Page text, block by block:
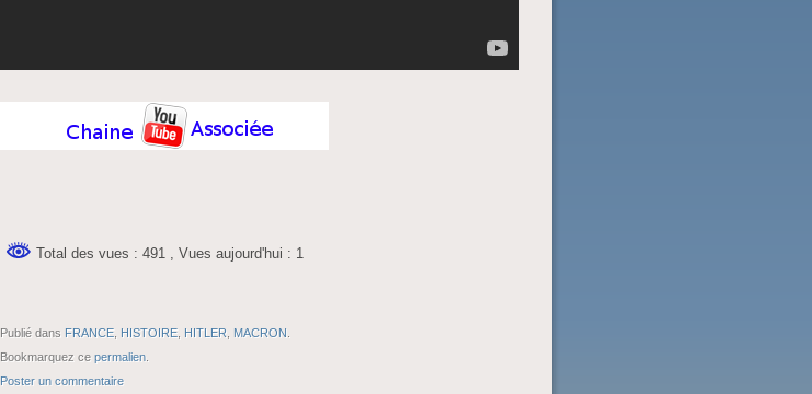
Total des vues : 491 , Vues aujourd'hui : 1
Publié dans FRANCE HISTOIRE HITLER MACRON
Bookmarquez ce permalien
Poster un commentaire